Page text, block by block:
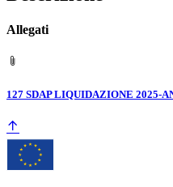
Allegati
127 SDAP LIQUIDAZIONE 2025-